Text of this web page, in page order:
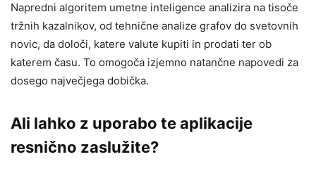
Napredni algoritem umetne inteligence analizira na tisoče
tržnih kazalnikov, od tehnične analize grafov do svetovnih
novic, da določi, katere valute kupiti in prodati ter ob
katerem času. To omogoča izjemno natančne napovedi za
dosego največjega dobička.
Ali lahko z uporabo te aplikacije
resnično zaslužite?